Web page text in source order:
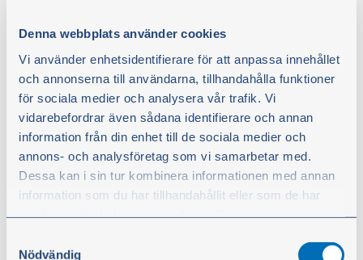
Denna webbplats använder cookies
Vi använder enhetsidentifierare för att anpassa innehållet
och annonserna till användarna, tillhandahålla funktioner
för sociala medier och analysera vår trafik. Vi
vidarebefordrar även sådana identifierare och annan
information från din enhet till de sociala medier och
annons- och analysföretag som vi samarbetar med.
Dessa kan i sin tur kombinera informationen med annan
information som du har tillhandahållit eller som de har
Du kan när som helst ändra ditt val. För att återkalla ditt
Nödvändig
Gå ikke glip af noget! Følg også @olssonparts
på Facebook,Instagram,YouTubeogLinkedIn.